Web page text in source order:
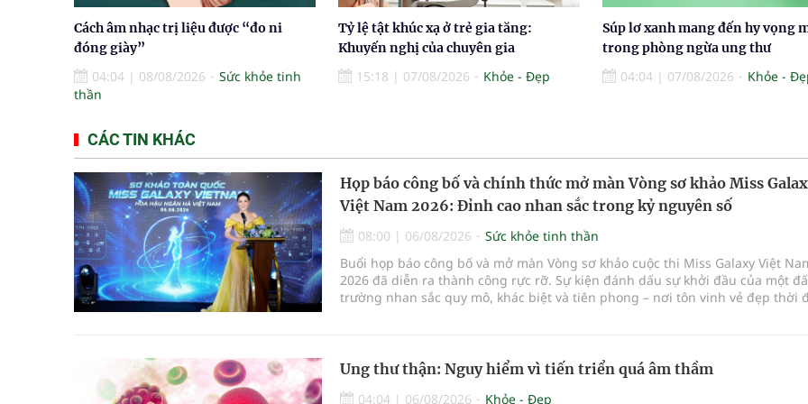
Cách âm nhạc trị liệu được “đo ni
đóng giày”
04:04 | 08/08/2026
Sức khỏe tinh
thần
Tỷ lệ tật khúc xạ ở trẻ gia tăng:
Khuyến nghị của chuyên gia
15:18 | 07/08/2026 Khỏe - Đẹp
Súp lơ xanh mang đến hy vọng
trong phòng ngừa ung thư
04:04 | 07/08/2026 Khỏe -
CÁC TIN KHÁC
Họp báo công bố và chính thức mở màn Vòng sơ khảo Miss
Việt Nam 2026: Đỉnh cao nhan sắc trong kỷ nguyên số
08:00 | 06/08/2026
Sức khỏe tinh thần
Buổi họp báo công bố và mở màn Vòng sơ khảo cuộc thi Miss Galaxy Việt
2026 đã diễn ra thành công rực rỡ. Sự kiện đánh dấu sự khởi đầu của một
trường nhan sắc quy mô, khác biệt và tiên phong – nơi tôn vinh vẻ đẹp thời
Ung thư thận: Nguy hiểm vì tiến triển quá âm thầm
04:04 | 06/08/2026 Khỏe - Đẹp